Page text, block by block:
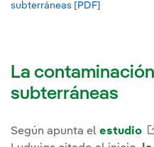
subterráneas [PDF]
La
subterráneas
Según apunta el estudio